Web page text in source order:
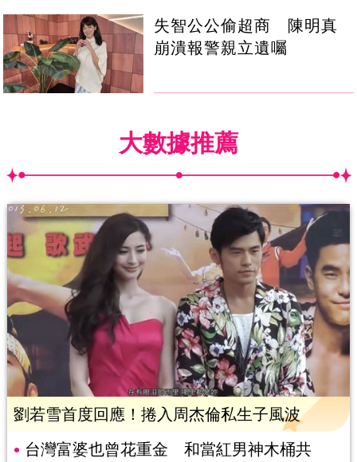
失智公公偷超商 陳明真
崩潰報警親立遺囑
大數據推薦
劉若雪首度回應！捲入周杰倫私生子風波
台灣富婆也曾花重金 和當紅男神木桶共